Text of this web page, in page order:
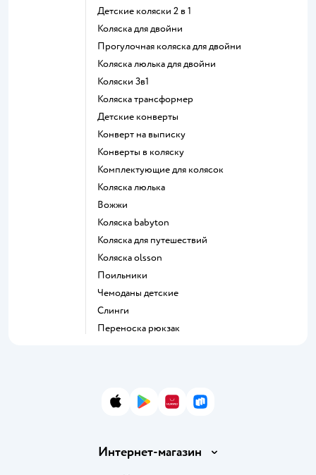
Детские коляски 2 в 1
Коляска для двойни
Прогулочная коляска для двойни
Коляска люлька для двойни
Коляски 3в1
Коляска трансформер
Детские конверты
Конверт на выписку
Конверты в коляску
Комплектующие для колясок
Коляска люлька
Вожжи
Коляска babyton
Коляска для путешествий
Коляска olsson
Поильники
Чемоданы детские
Слинги
Переноска рюкзак
App StoreGoogle Play
AppGallery
RuStore
Интернет-магазин